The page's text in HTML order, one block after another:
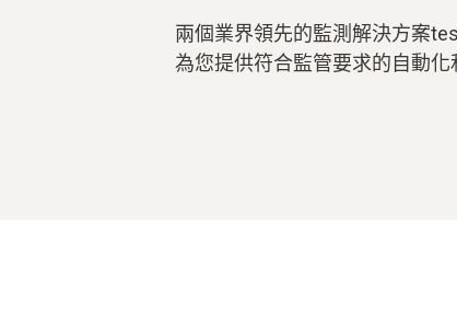
兩個業界領先的監測解決方案
為您提供符合監管要求的自動化